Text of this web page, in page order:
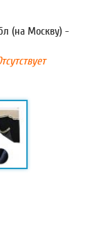
(на Москву) -